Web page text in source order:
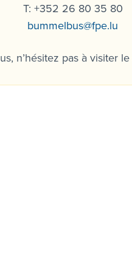
T: +352 26 80 35 80
bummelbus@fpe.lu
n’hésitez pas à visiter le